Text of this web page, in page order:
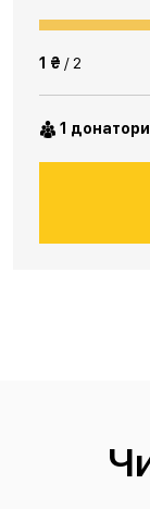
1 ₴ / 2
1 донатори